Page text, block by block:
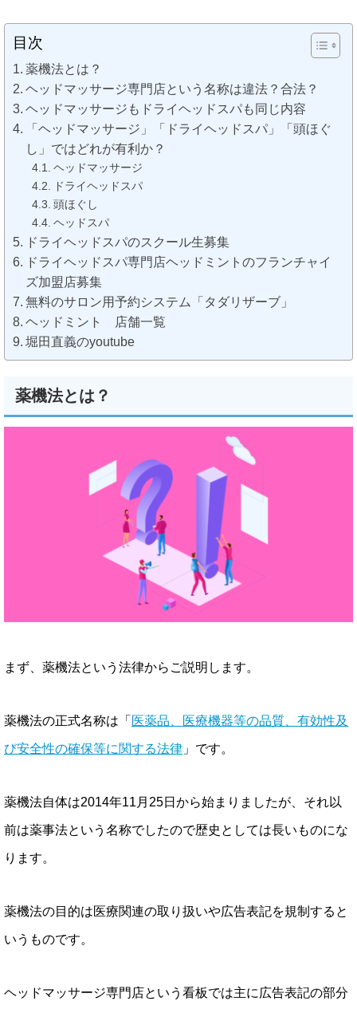
目次
薬機法とは？
ヘッドマッサージ専門店という名称は違法？合法？
ヘッドマッサージもドライヘッドスパも同じ内容
「ヘッドマッサージ」「ドライヘッドスパ」「頭ほぐ
し」ではどれが有利か？
ヘッドマッサージ
ドライヘッドスパ
頭ほぐし
ヘッドスパ
ドライヘッドスパのスクール生募集
ドライヘッドスパ専門店ヘッドミントのフランチャイ
ズ加盟店募集
無料のサロン用予約システム「タダリザーブ」
ヘッドミント 店舗一覧
堀田直義のyoutube
薬機法とは？
まず、薬機法という法律からご説明します。
薬機法の正式名称は「 医薬品、医療機器等の品質、有効性及
び安全性の確保等に関する法律 」です。
薬機法自体は2014年11月25日から始まりましたが、それ以
前は薬事法という名称でしたので歴史としては長いものにな
ります。
薬機法の目的は医療関連の取り扱いや広告表記を規制すると
いうものです。
ヘッドマッサージ専門店という看板では主に広告表記の部分